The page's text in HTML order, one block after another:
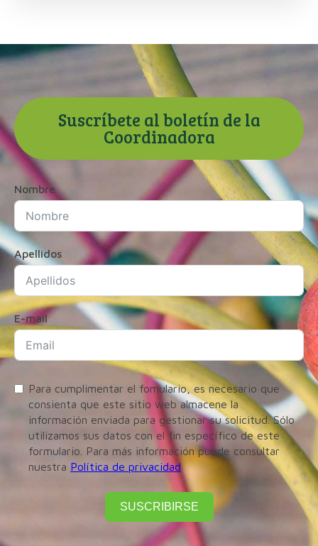
Suscríbete al boletín de la
Coordinadora
Nombre
Apellidos
E-mail
Para cumplimentar el fomulario, es necesario que
consienta que este sitio web almacene la
información enviada para gestionar su solicitud. Sólo
utilizamos sus datos con el fin específico de este
formulario. Para más información puede consultar
nuestra Política de privacidad
SUSCRIBIRSE